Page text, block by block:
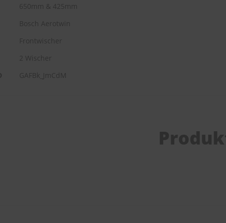
650mm & 425mm
Bosch Aerotwin
Frontwischer
2 Wischer
GAFBk_JmCdM